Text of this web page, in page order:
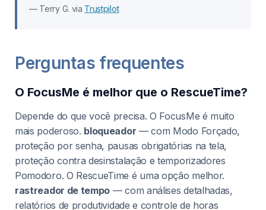
— Terry G. via Trustpilot
Perguntas frequentes
O FocusMe é melhor que o RescueTime?
Depende do que você precisa. O FocusMe é muito
mais poderoso. bloqueador — com Modo Forçado,
proteção por senha, pausas obrigatórias na tela,
proteção contra desinstalação e temporizadores
Pomodoro. O RescueTime é uma opção melhor.
rastreador de tempo — com análises detalhadas,
relatórios de produtividade e controle de horas